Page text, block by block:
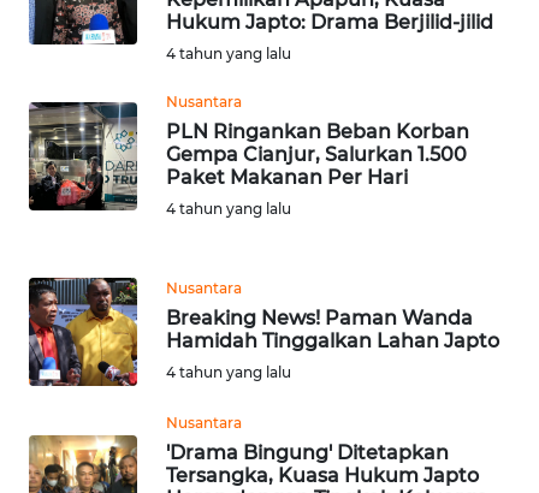
Hukum Japto: Drama Berjilid-jilid
4 tahun yang lalu
Nusantara
PLN Ringankan Beban Korban
Gempa Cianjur, Salurkan 1.500
Paket Makanan Per Hari
4 tahun yang lalu
Nusantara
Breaking News! Paman Wanda
Hamidah Tinggalkan Lahan Japto
4 tahun yang lalu
Nusantara
'Drama Bingung' Ditetapkan
Tersangka, Kuasa Hukum Japto
WN
WN
SEMARANG
WN
BOROBUDUR
MADURA